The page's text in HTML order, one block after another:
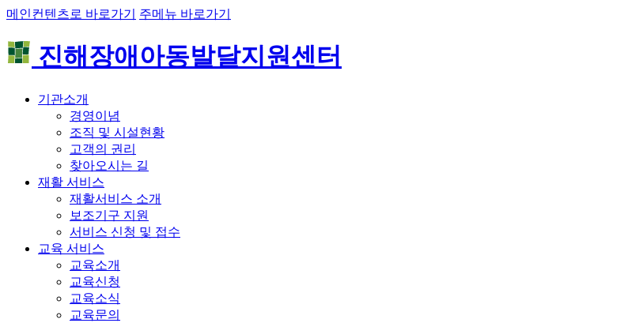
메인컨텐츠로 바로가기 주메뉴 바로가기
진해장애아동발달지원센터
기관소개
경영이념
조직 및 시설현황
고객의 권리
찾아오시는 길
재활 서비스
재활서비스 소개
보조기구 지원
서비스 신청 및 접수
교육 서비스
교육소개
교육신청
교육소식
교육문의